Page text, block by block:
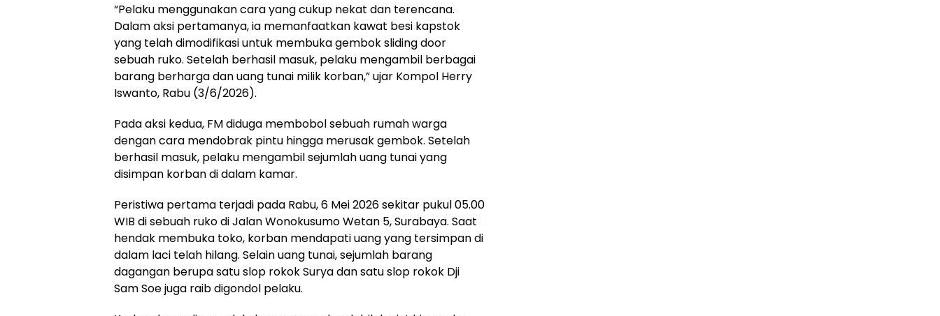
“Pelaku menggunakan cara yang cukup nekat dan terencana.
Dalam aksi pertamanya, ia memanfaatkan kawat besi kapstok
yang telah dimodifikasi untuk membuka gembok sliding door
sebuah ruko. Setelah berhasil masuk, pelaku mengambil berbagai
barang berharga dan uang tunai milik korban,” ujar Kompol Herry
Iswanto, Rabu (3/6/2026).
Pada aksi kedua, FM diduga membobol sebuah rumah warga
dengan cara mendobrak pintu hingga merusak gembok. Setelah
berhasil masuk, pelaku mengambil sejumlah uang tunai yang
disimpan korban di dalam kamar.
Peristiwa pertama terjadi pada Rabu, 6 Mei 2026 sekitar pukul 05.00
WIB di sebuah ruko di Jalan Wonokusumo Wetan 5, Surabaya. Saat
hendak membuka toko, korban mendapati uang yang tersimpan di
dalam laci telah hilang. Selain uang tunai, sejumlah barang
dagangan berupa satu slop rokok Surya dan satu slop rokok Dji
Sam Soe juga raib digondol pelaku.